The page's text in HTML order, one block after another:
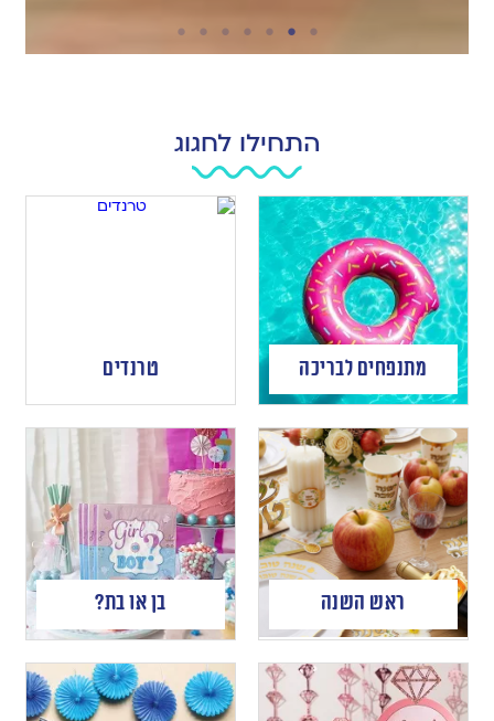
התחילו לחגוג
מתנפחים לבריכה טרנדים
ראש השנה בן או בת?